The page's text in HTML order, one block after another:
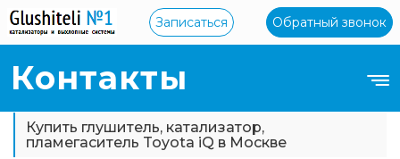
Записаться Обратный звонок
Контакты
Купить глушитель, катализатор,
пламегаситель Toyota iQ в Москве